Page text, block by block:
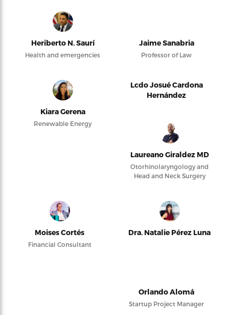
Heriberto N. Saurí
Health and emergencies
Jaime Sanabria
Professor of Law
Kiara Gerena
Renewable Energy
Lcdo Josué Cardona
Hernández
Laureano Giraldez MD
Otorhinolaryngology and
Head and Neck Surgery
Moises Cortés
Financial Consultant
Dra. Natalie Pérez Luna
Orlando Alomá
Startup Project Manager